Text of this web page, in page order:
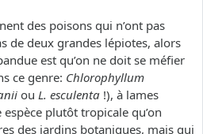
des poisons qui n’ont pas
de deux grandes lépiotes, alors
est qu’on ne doit se méfier
ce genre: Chlorophyllum
ou L. esculenta !), à lames
plutôt tropicale qu’on
des jardins botaniques, mais qui